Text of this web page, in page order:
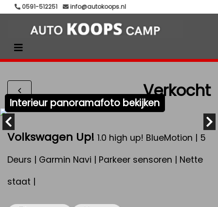
0591-512251 info@autokoops.nl
Verkocht
Interieur panoramafoto bekijken
Volkswagen Up! 1.0 high up! BlueMotion | 5
Deurs | Garmin Navi | Parkeer sensoren | Nette
staat |